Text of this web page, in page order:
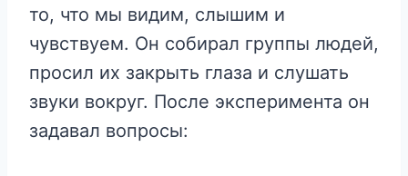
то, что мы видим, слышим и
чувствуем. Он собирал группы людей,
просил их закрыть глаза и слушать
звуки вокруг. После эксперимента он
задавал вопросы: